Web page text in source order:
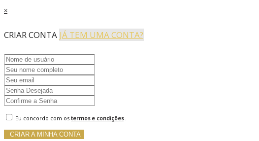
×
CRIAR CONTA JÁ TEM UMA CONTA?
Eu concordo com os termos e condições.
CRIAR A MINHA CONTA